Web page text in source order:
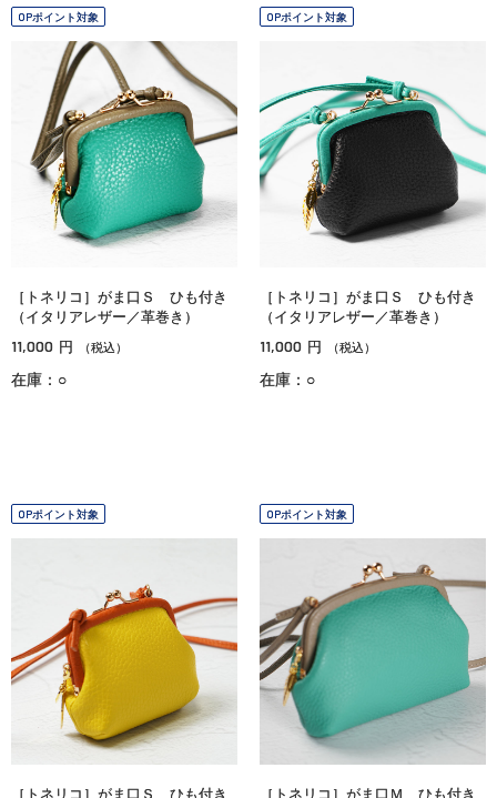
OPポイント対象
［トネリコ］がま口Ｓ ひも付き
（イタリアレザー／革巻き）
11,000 円 （税込）
在庫：○
OPポイント対象
［トネリコ］がま口Ｓ ひも付き
（イタリアレザー／革巻き）
11,000 円 （税込）
在庫：○
OPポイント対象
［トネリコ］がま口Ｓ ひも付き
OPポイント対象
［トネリコ］がま口Ｍ ひも付き